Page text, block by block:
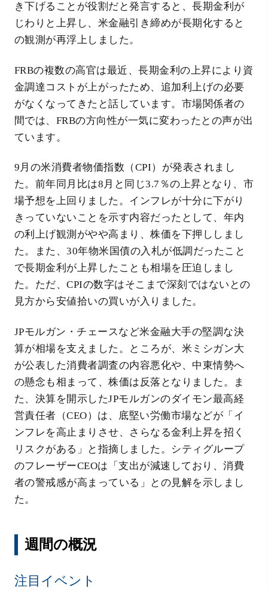
き下げることが役割だと発言すると、長期金利が
じわりと上昇し、米金融引き締めが長期化すると
の観測が再浮上しました。
FRBの複数の高官は最近、長期金利の上昇により資
金調達コストが上がったため、追加利上げの必要
がなくなってきたと話しています。市場関係者の
間では、FRBの方向性が一気に変わったとの声が出
ています。
9月の米消費者物価指数（CPI）が発表されまし
た。前年同月比は8月と同じ3.7％の上昇となり、市
場予想を上回りました。インフレが十分に下がり
きっていないことを示す内容だったとして、年内
の利上げ観測がやや高まり、株価を下押ししまし
た。また、30年物米国債の入札が低調だったこと
で長期金利が上昇したことも相場を圧迫しまし
た。ただ、CPIの数字はそこまで深刻ではないとの
見方から安値拾いの買いが入りました。
JPモルガン・チェースなど米金融大手の堅調な決
算が相場を支えました。ところが、米ミシガン大
が公表した消費者調査の内容悪化や、中東情勢へ
の懸念も相まって、株価は反落となりました。ま
た、決算を開示したJPモルガンのダイモン最高経
営責任者（CEO）は、底堅い労働市場などが「イ
ンフレを高止まりさせ、さらなる金利上昇を招く
リスクがある」と指摘しました。シティグループ
のフレーザーCEOは「支出が減速しており、消費
者の警戒感が高まっている」との見解を示しまし
た。
週間の概況
注目イベント